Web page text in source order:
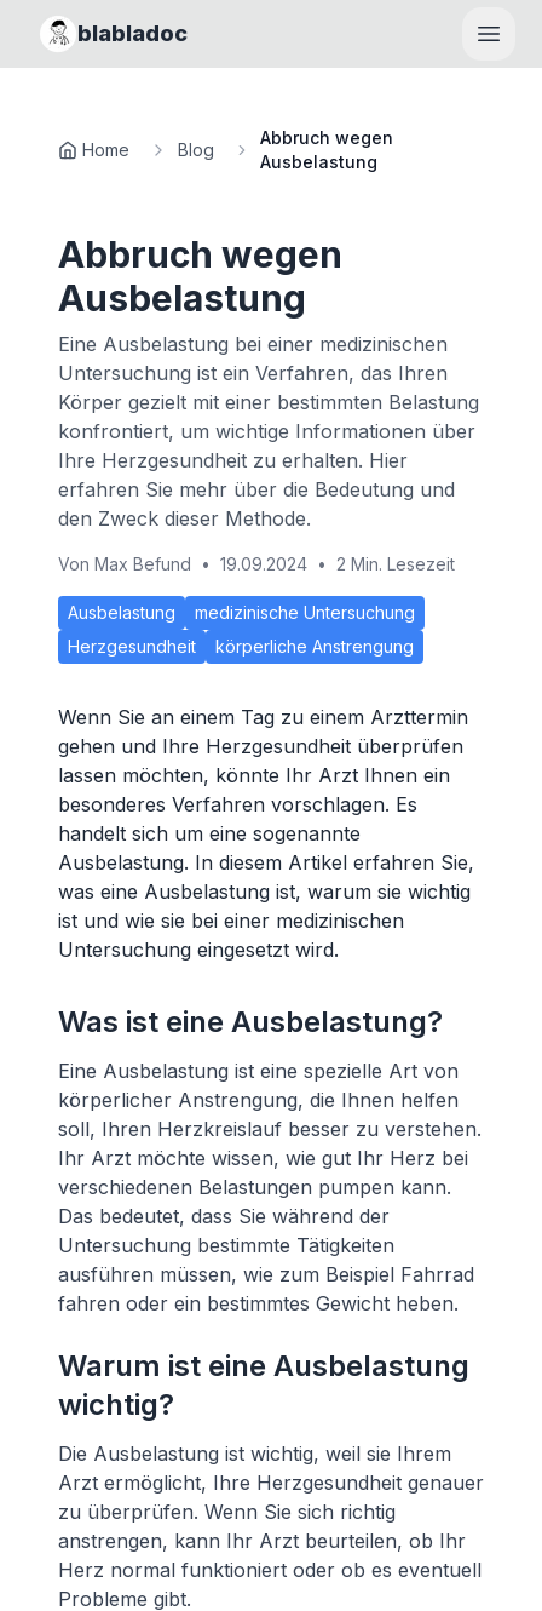
blabladoc
Home Blog
Abbruch wegen
Ausbelastung
Abbruch wegen
Ausbelastung
Eine Ausbelastung bei einer medizinischen
Untersuchung ist ein Verfahren, das Ihren
Körper gezielt mit einer bestimmten Belastung
konfrontiert, um wichtige Informationen über
Ihre Herzgesundheit zu erhalten. Hier
erfahren Sie mehr über die Bedeutung und
den Zweck dieser Methode.
Von Max Befund • 19.09.2024 • 2 Min. Lesezeit
Ausbelastung
medizinische Untersuchung
Herzgesundheit
körperliche Anstrengung
Wenn Sie an einem Tag zu einem Arzttermin
gehen und Ihre Herzgesundheit überprüfen
lassen möchten, könnte Ihr Arzt Ihnen ein
besonderes Verfahren vorschlagen. Es
handelt sich um eine sogenannte
Ausbelastung. In diesem Artikel erfahren Sie,
was eine Ausbelastung ist, warum sie wichtig
ist und wie sie bei einer medizinischen
Untersuchung eingesetzt wird.
Was ist eine Ausbelastung?
Eine Ausbelastung ist eine spezielle Art von
körperlicher Anstrengung, die Ihnen helfen
soll, Ihren Herzkreislauf besser zu verstehen.
Ihr Arzt möchte wissen, wie gut Ihr Herz bei
verschiedenen Belastungen pumpen kann.
Das bedeutet, dass Sie während der
Untersuchung bestimmte Tätigkeiten
ausführen müssen, wie zum Beispiel Fahrrad
fahren oder ein bestimmtes Gewicht heben.
Warum ist eine Ausbelastung
wichtig?
Die Ausbelastung ist wichtig, weil sie Ihrem
Arzt ermöglicht, Ihre Herzgesundheit genauer
zu überprüfen. Wenn Sie sich richtig
anstrengen, kann Ihr Arzt beurteilen, ob Ihr
Herz normal funktioniert oder ob es eventuell
Probleme gibt.